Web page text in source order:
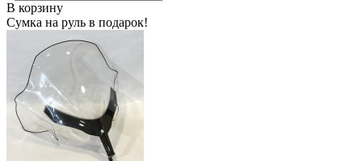
В корзину
Сумка на руль в подарок!